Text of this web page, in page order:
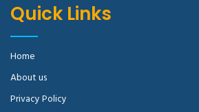
Quick Links
Home
About us
Privacy Policy